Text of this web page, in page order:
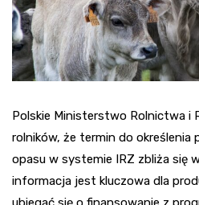
Polskie Ministerstwo Rolnictwa i
rolników, że termin do określenia
opasu w systemie IRZ zbliża się
informacja jest kluczowa dla